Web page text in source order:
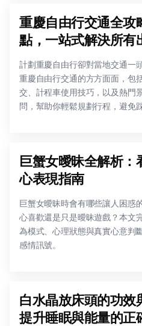
重慶自由行交通全攻
點，一站式解決所有
計劃重慶自由行卻對當地交通一
重慶自由行交通的方方面面，包
交、計程車使用技巧，以及熱門
問，幫助你輕鬆規劃行程，避免踩
巨蟹女曖昧全解析：
心表現指南
巨蟹女曖昧時會有哪些讓人困惑
心喜歡還是只是曖昧遊戲？本文
為模式、心理狀態與真實心意判
感情訊號。
白水晶放床頭的功效
提升睡眠與能量的正